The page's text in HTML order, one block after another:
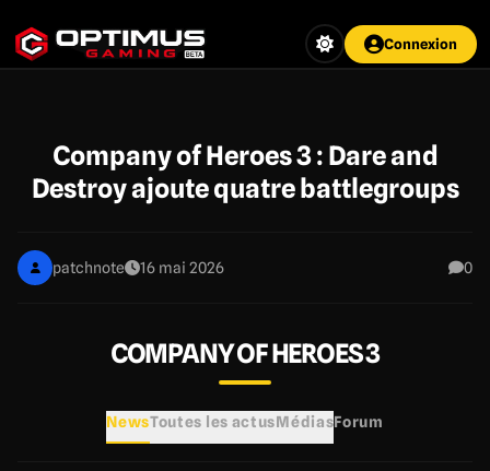
au
contenu
Connexion
Company of Heroes 3 : Dare and
Destroy ajoute quatre battlegroups
patchnote 16 mai 2026 0
COMPANY OF HEROES 3
NewsToutes les actusMédiasForum